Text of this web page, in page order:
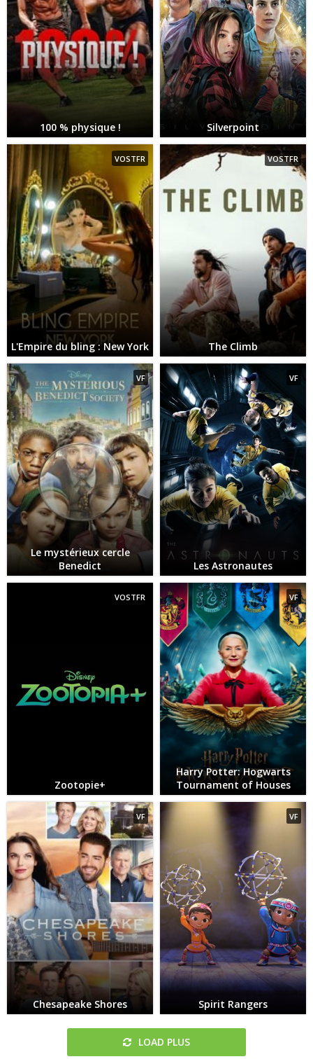
100 % physique ! Silverpoint
VOSTFR
L'Empire du bling : New York
VOSTFR
The Climb
VF
Le mystérieux cercle
Benedict
VF
Les Astronautes
VOSTFR
Zootopie+
VF
Harry Potter: Hogwarts
Tournament of Houses
VF
Chesapeake Shores
VF
Spirit Rangers
LOAD PLUS